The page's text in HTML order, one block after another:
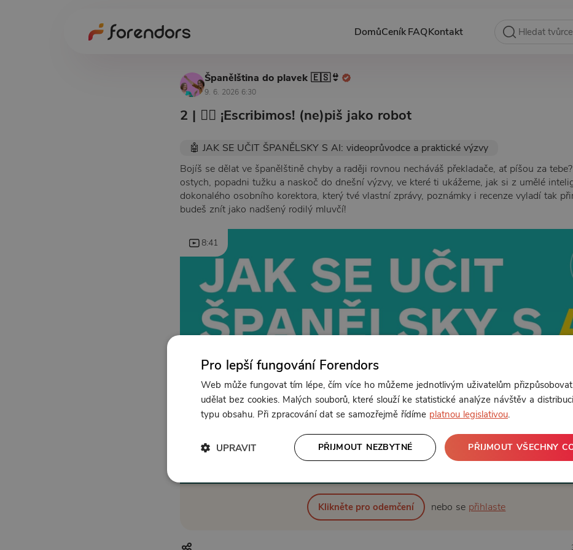
DomůCeníkFAQKontakt
Španělština do plavek 🇪🇸👙
9. 6. 2026 6:30
2 | ✍🏻 ¡Escribimos! (ne)piš jako robot
🤖 JAK SE UČIT ŠPANĚLSKY S AI: videoprůvodce a praktické výzvy
Bojíš se dělat ve španělštině chyby a raději rovnou necháváš překladače, ať píšou za
ostych, popadni tužku a naskoč do dnešní výzvy, ve které ti ukážeme, jak si z umělé
dokonalého osobního korektora, který tvé vlastní zprávy, poznámky i recenze vyladí tak
budeš znít jako nadšený rodilý mluvčí!
8:41
Klikněte pro odemčení nebo se přihlaste
Pro lepší fungování Forendors
Web může fungovat tím lépe, čím více ho můžeme jednotlivým uživatelům
udělat bez cookies. Malých souborů, které slouží ke statistické analýze návštěv a
typu obsahu. Při zpracování dat se samozřejmě řídíme platnou legislativou.
PŘIJMOUT VŠECHNY
PŘIJMOUT NEZBYTNÉ
UPRAVIT